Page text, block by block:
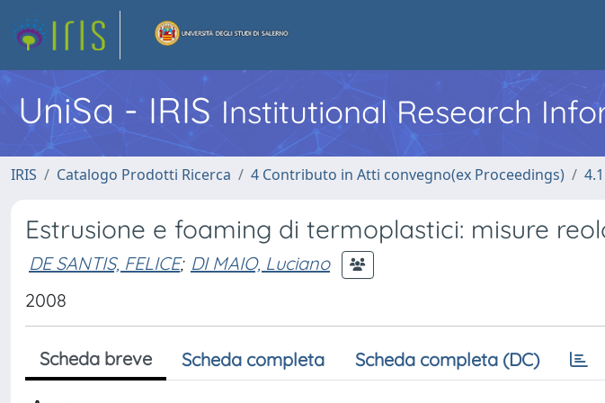
UniSa - IRIS Institutional Research
IRIS Catalogo Prodotti Ricerca 4 Contributo in Atti convegno(ex Proceedings)
Estrusione e foaming di termoplastici: misure
DE SANTIS, FELICE; DI MAIO, Luciano
2008
Scheda breve Scheda completa Scheda completa (DC)